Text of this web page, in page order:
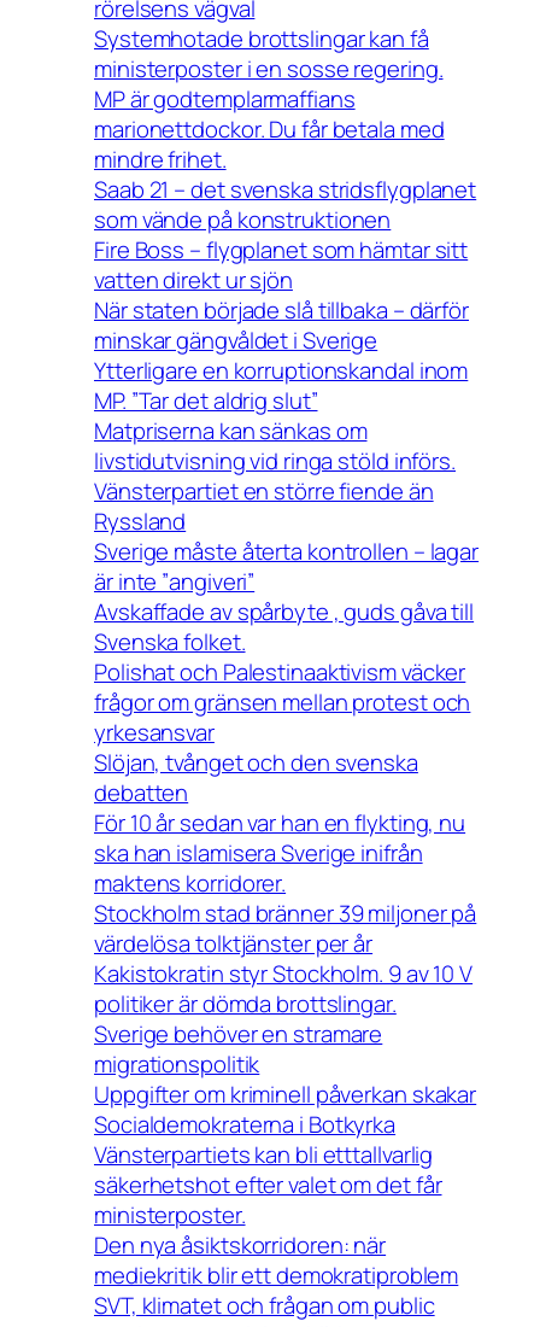
rörelsens vägval
Systemhotade brottslingar kan få
ministerposter i en sosse regering.
MP är godtemplarmaffians
marionettdockor. Du får betala med
mindre frihet.
Saab 21 – det svenska stridsflygplanet
som vände på konstruktionen
Fire Boss – flygplanet som hämtar sitt
vatten direkt ur sjön
När staten började slå tillbaka – därför
minskar gängvåldet i Sverige
Ytterligare en korruptionskandal inom
MP. ”Tar det aldrig slut”
Matpriserna kan sänkas om
livstidutvisning vid ringa stöld införs.
Vänsterpartiet en större fiende än
Ryssland
Sverige måste återta kontrollen – lagar
är inte ”angiveri”
Avskaffade av spårbyte , guds gåva till
Svenska folket.
Polishat och Palestinaaktivism väcker
frågor om gränsen mellan protest och
yrkesansvar
Slöjan, tvånget och den svenska
debatten
För 10 år sedan var han en flykting, nu
ska han islamisera Sverige inifrån
maktens korridorer.
Stockholm stad bränner 39 miljoner på
värdelösa tolktjänster per år
Kakistokratin styr Stockholm. 9 av 10 V
politiker är dömda brottslingar.
Sverige behöver en stramare
migrationspolitik
Uppgifter om kriminell påverkan skakar
Socialdemokraterna i Botkyrka
Vänsterpartiets kan bli etttallvarlig
säkerhetshot efter valet om det får
ministerposter.
Den nya åsiktskorridoren: när
mediekritik blir ett demokratiproblem
SVT, klimatet och frågan om public